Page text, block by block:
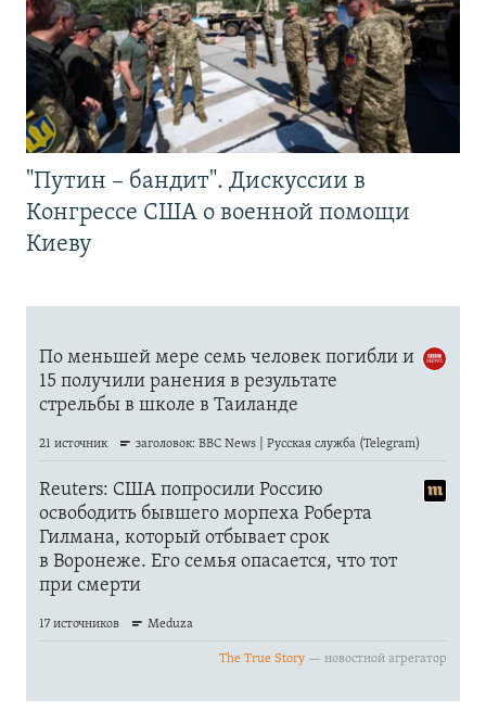
"Путин – бандит". Дискуссии в
Конгрессе США о военной помощи
Киеву